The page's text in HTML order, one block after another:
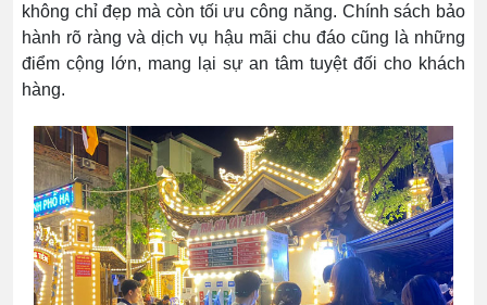
không chỉ đẹp mà còn tối ưu công năng. Chính sách bảo
hành rõ ràng và dịch vụ hậu mãi chu đáo cũng là những
điểm cộng lớn, mang lại sự an tâm tuyệt đối cho khách
hàng.